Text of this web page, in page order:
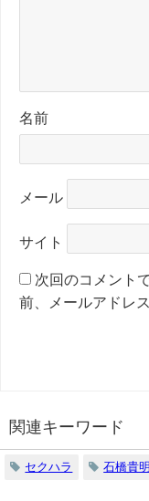
名前
メール
サイト
次回のコメント
前、メールアドレ
関連キーワード
セクハラ 石橋貴明